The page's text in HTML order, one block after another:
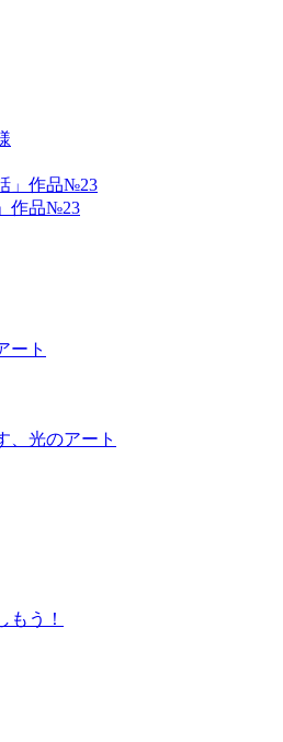
作品№23
ート
、光のアート
もう！